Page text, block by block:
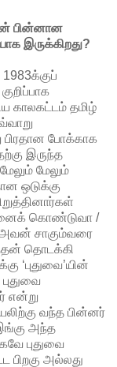
பின்னான
இருக்கிறது?
காலகட்டம் தமிழ்
போக்காக
இருந்த
மேலும்
ஒடுக்கு
கொண்டுவா /
அவன் சாகும்வரை
தொடக்கி
‘புதுவை’யின்
என்று
வந்த பின்னர்
அந்த
புதுவை
பிறகு அல்லது